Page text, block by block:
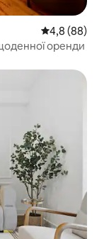
Середня
4,8 (88)
оренди